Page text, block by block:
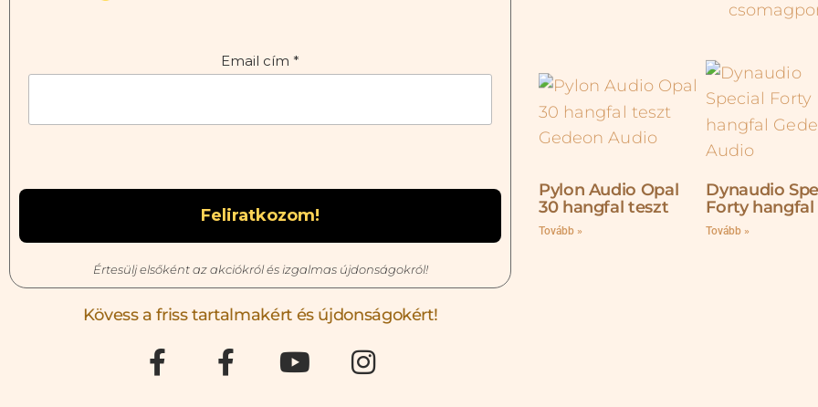
Email cím *
Értesülj elsőként az akciókról és izgalmas újdonságokról!
Kövess a friss tartalmakért és újdonságokért!
Pylon Audio Opal
30 hangfal teszt
Tovább »
Dynaudio
Forty
Tovább »